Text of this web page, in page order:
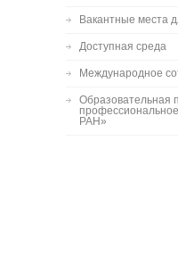
Вакантные места
Доступная среда
Международное
Образовательная
РАН»